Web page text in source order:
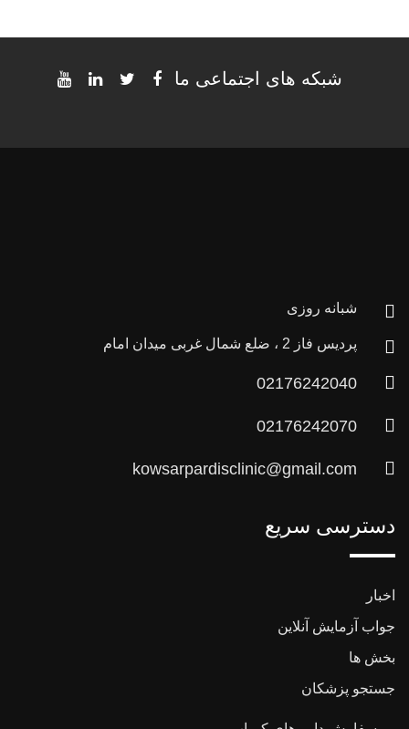
شبکه های اجتماعی ما
شبانه روزی
پردیس فاز 2 ، ضلع شمال غربی میدان امام
02176242040
02176242070
kowsarpardisclinic@gmail.com
دسترسی سریع
اخبار
جواب آزمایش آنلاین
بخش ها
جستجو پزشکان